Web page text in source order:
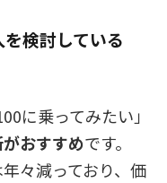
検討している
に乗ってみたい」
おすすめです。
々減っており、価